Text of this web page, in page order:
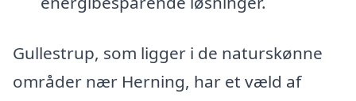
Gullestrup, som ligger i de naturskønne
områder nær Herning, har et væld af